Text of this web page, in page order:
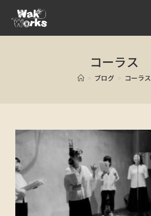
コーラス
> ブログ > コーラス